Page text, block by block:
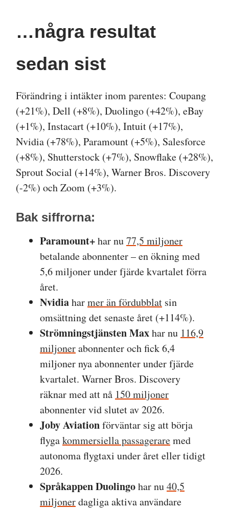
…några resultat
sedan sist
Förändring i intäkter inom parentes: Coupang
(+21%), Dell (+8%), Duolingo (+42%), eBay
(+1%), Instacart (+10%), Intuit (+17%),
Nvidia (+78%), Paramount (+5%), Salesforce
(+8%), Shutterstock (+7%), Snowflake (+28%),
Sprout Social (+14%), Warner Bros. Discovery
(-2%) och Zoom (+3%).
Bak siffrorna:
Paramount+har nu77,5 miljoner
betalande abonnenter – en ökning med
5,6 miljoner under fjärde kvartalet förra
året.
Nvidiaharmer än fördubblat sin
omsättning det senaste året (+114%).
Strömningstjänsten Maxhar nu 116,9
miljonerabonnenter och fick 6,4
miljoner nya abonnenter under fjärde
kvartalet. Warner Bros. Discovery
räknar med att nå 150 miljoner
abonnenter vid slutet av 2026.
Joby Aviationförväntar sig att börja
flygakommersiella passageraremed
autonoma flygtaxi under året eller tidigt
2026.
Språkappen Duolingohar nu40,5
miljonerdagliga aktiva användare